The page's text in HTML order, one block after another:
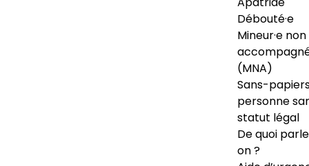
Débouté·e
Mineur·e non
(MNA)
Sans-
personne
statut légal
De quoi
on ?